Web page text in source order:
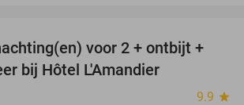
32%
voor 2 + ontbijt +
bij Hôtel L'Amandier
9.9 star